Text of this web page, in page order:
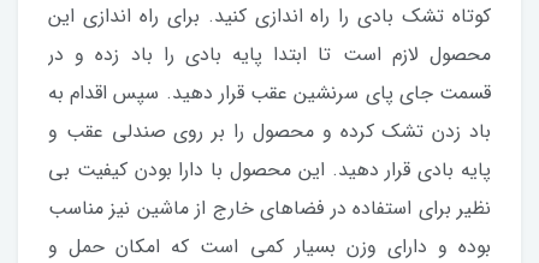
کوتاه تشک بادی را راه اندازی کنید. برای راه اندازی این
محصول لازم است تا ابتدا پایه بادی را باد زده و در
قسمت جای پای سرنشین عقب قرار دهید. سپس اقدام به
باد زدن تشک کرده و محصول را بر روی صندلی عقب و
پایه بادی قرار دهید. این محصول با دارا بودن کیفیت بی
نظیر برای استفاده در فضاهای خارج از ماشین نیز مناسب
بوده و دارای وزن بسیار کمی است که امکان حمل و